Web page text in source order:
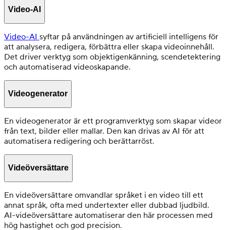
Video-AI
Video-AI syftar på användningen av artificiell intelligens för
att analysera, redigera, förbättra eller skapa videoinnehåll.
Det driver verktyg som objektigenkänning, scendetektering
och automatiserad videoskapande.
Videogenerator
En videogenerator är ett programverktyg som skapar videor
från text, bilder eller mallar. Den kan drivas av AI för att
automatisera redigering och berättarröst.
Videöversättare
En videöversättare omvandlar språket i en video till ett
annat språk, ofta med undertexter eller dubbad ljudbild.
AI-videöversättare automatiserar den här processen med
hög hastighet och god precision.